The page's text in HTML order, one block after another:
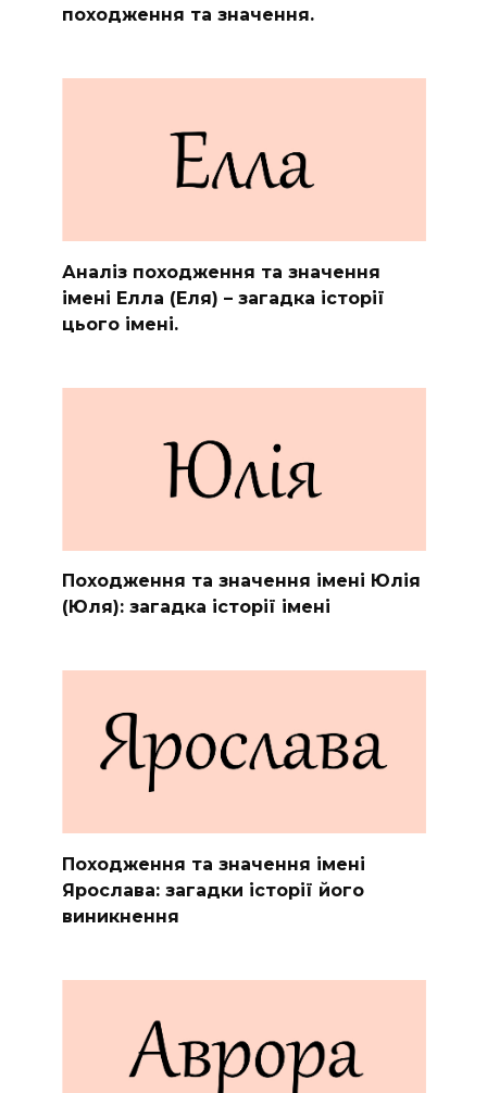
походження та значення.
Аналіз походження та значення
імені Елла (Еля) – загадка історії
цього імені.
Походження та значення імені Юлія
(Юля): загадка історії імені
Походження та значення імені
Ярослава: загадки історії його
виникнення